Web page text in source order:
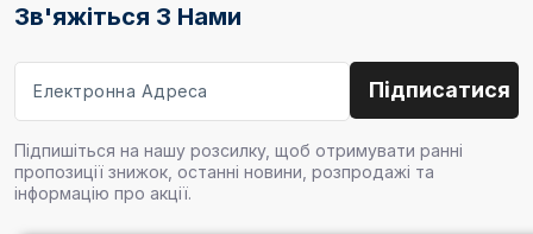
Зв'яжіться З Нами
Підпишіться на нашу розсилку, щоб отримувати ранні
пропозиції знижок, останні новини, розпродажі та
інформацію про акції.